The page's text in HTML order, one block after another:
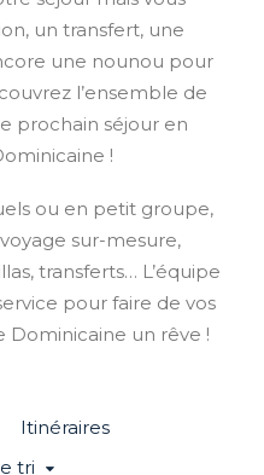
un transfert, une
une nounou pour
l’ensemble de
prochain séjour en
!
ou en petit groupe,
sur-mesure,
transferts… L’équipe
pour faire de vos
Dominicaine un rêve !
Itinéraires
tri